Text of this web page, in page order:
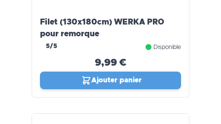
Filet (130x180cm) WERKA PRO
pour remorque
5/5 Disponible
9,99 €
Ajouter panier